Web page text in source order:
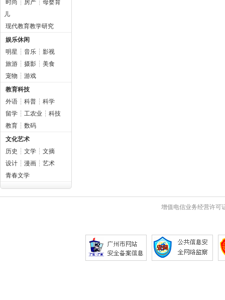
时尚 ┆ 房产 ┆ 母婴育
儿
现代教育教学研究
娱乐休闲
明星 ┆ 音乐 ┆ 影视
旅游 ┆ 摄影 ┆ 美食
宠物 ┆ 游戏
教育科技
外语 ┆ 科普 ┆ 科学
留学 ┆ 工农业 ┆ 科技
教育 ┆ 数码
文化艺术
历史 ┆ 文学 ┆ 文摘
设计 ┆ 漫画 ┆ 艺术
青春文学
增值电信业务经营许